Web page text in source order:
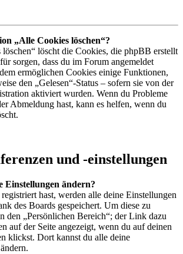
„Alle Cookies löschen“?
löscht die Cookies, die phpBB erstellt
sorgen, dass du im Forum angemeldet
ermöglichen Cookies einige Funktionen,
den „Gelesen“-Status – sofern sie von der
aktiviert wurden. Wenn du Probleme
Abmeldung hast, kann es helfen, wenn du
und -einstellungen
Einstellungen ändern?
hast, werden alle deine Einstellungen
des Boards gespeichert. Um diese zu
den „Persönlichen Bereich“; der Link dazu
auf der Seite angezeigt, wenn du auf deinen
klickst. Dort kannst du alle deine